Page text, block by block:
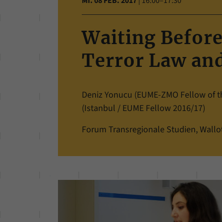
Waiting
Terror Law
Deniz Yonucu (EUME-ZMO Fellow
(Istanbul / EUME Fellow 2016/17)
Forum Transregionale Studien,